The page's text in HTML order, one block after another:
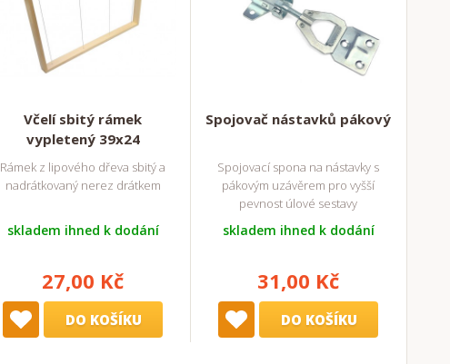
Včelí sbitý rámek
vypletený 39x24
Rámek z lipového dřeva sbitý a
nadrátkovaný nerez drátkem
skladem ihned k dodání
27,00 Kč
DO KOŠÍKU
Spojovač nástavků pákový
Spojovací spona na nástavky s
pákovým uzávěrem pro vyšší
pevnost úlové sestavy
skladem ihned k dodání
31,00 Kč
DO KOŠÍKU